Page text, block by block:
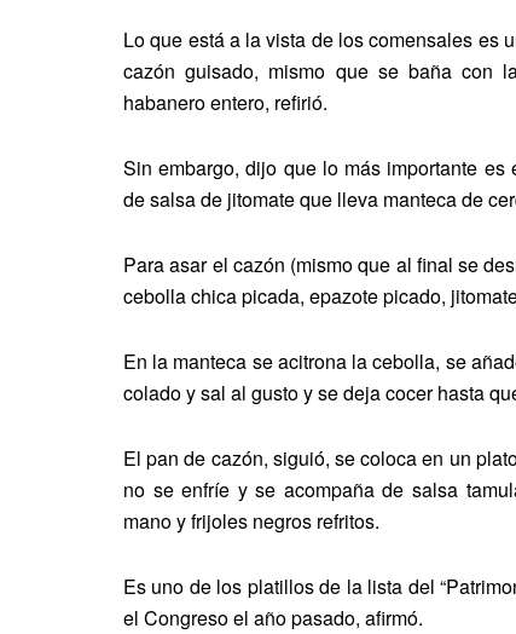
Lo que está a la vista de los comensales es
cazón guisado, mismo que se baña con
habanero entero, refirió.
Sin embargo, dijo que lo más importante
de salsa de jitomate que lleva manteca de
Para asar el cazón (mismo que al final se
cebolla chica picada, epazote picado,
En la manteca se acitrona la cebolla, se
colado y sal al gusto y se deja cocer hasta
El pan de cazón, siguió, se coloca en un
no se enfríe y se acompaña de salsa
mano y frijoles negros refritos.
Es uno de los platillos de la lista del
el Congreso el año pasado, afirmó.